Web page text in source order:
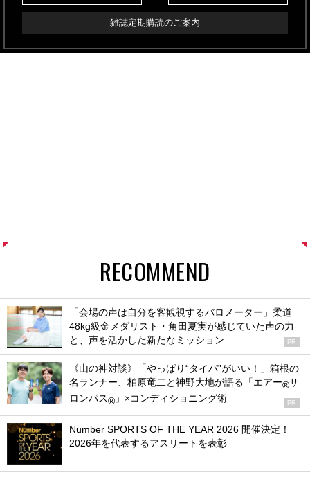
雑誌定期購読のご案内
RECOMMEND
「会場の声は自分を客観視するバロメーター」柔道
48kg級金メダリスト・角田夏実が感じていた声の力
と、声を活かした新たなミッション
PR
《山の神対談》「やっぱり“タイパ”がいい！」箱根の
名ランナー、柏原竜二と神野大地が語る「エアー®サ
ロンパス® 」×コンディショニング術 PR
Number SPORTS OF THE YEAR 2026 開催決定！
2026年を代表するアスリートを表彰